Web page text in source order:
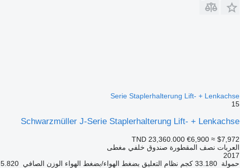
Serie Staplerhalterung Lift- + Lenkachse
15
Schwarzmüller J-Serie Staplerhalterung Lift- + Lenkachse
TND 23,360.000 €6,900 ≈ $7,972
العربات نصف المقطورة صندوق خلفي مغطى
2017
حمولة 33.180 كجم نظام التعليق بضغط الهواء/بضغط الهواء الوزن الصافي 5.820 كجم